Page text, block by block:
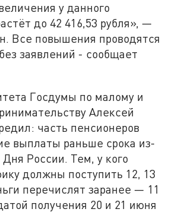
у данного
до 42 416,53 рубля», —
Все повышения проводятся
заявлений - сообщает
Госдумы по малому и
Алексей
часть пенсионеров
выплаты раньше срока из-
России. Тем, у кого
должны поступить 12, 13
перечислят заранее — 11
получения 20 и 21 июня